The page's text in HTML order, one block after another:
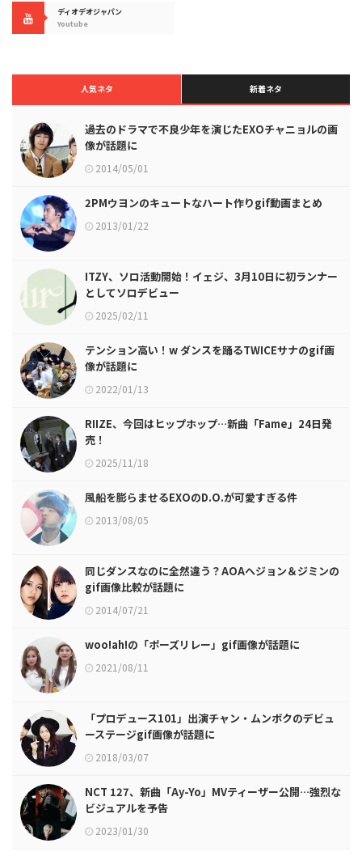
ディオデオジャパン
Youtube
人気ネタ 新着ネタ
過去のドラマで不良少年を演じたEXOチャニョルの画
像が話題に
2014/05/01
2PMウヨンのキュートなハート作りgif動画まとめ
2013/01/22
ITZY、ソロ活動開始！イェジ、3月10日に初ランナー
としてソロデビュー
2025/02/11
テンション高い！w ダンスを踊るTWICEサナのgif画
像が話題に
2022/01/13
RIIZE、今回はヒップホップ…新曲「Fame」24日発
売！
2025/11/18
風船を膨らませるEXOのD.O.が可愛すぎる件
2013/08/05
同じダンスなのに全然違う？AOAヘジョン＆ジミンの
gif画像比較が話題に
2014/07/21
woo!ah!の「ポーズリレー」gif画像が話題に
2021/08/11
「プロデュース101」出演チャン・ムンボクのデビュ
ーステージgif画像が話題に
2018/03/07
NCT 127、新曲「Ay-Yo」MVティーザー公開…強烈な
ビジュアルを予告
2023/01/30